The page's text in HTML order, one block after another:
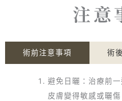
注意
術前注意事項 術
避免日曬：治療前
皮膚變得敏感或曬